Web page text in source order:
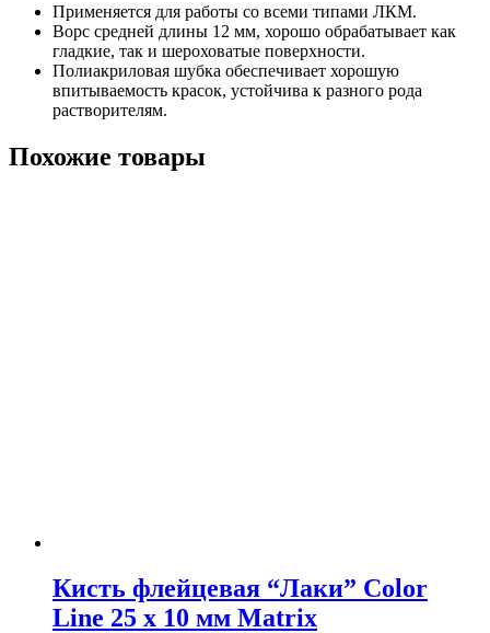
Применяется для работы со всеми типами ЛКМ.
Ворс средней длины 12 мм, хорошо обрабатывает как
гладкие, так и шероховатые поверхности.
Полиакриловая шубка обеспечивает хорошую
впитываемость красок, устойчива к разного рода
растворителям.
Похожие товары
Кисть флейцевая “Лаки” Color
Line 25 х 10 мм Matrix